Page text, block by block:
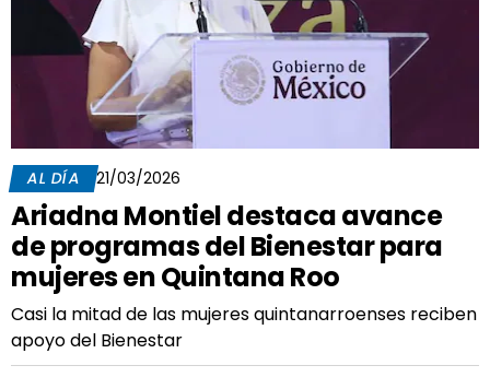
AL DÍA 21/03/2026
Ariadna Montiel destaca avance
de programas del Bienestar para
mujeres en Quintana Roo
Casi la mitad de las mujeres quintanarroenses reciben
apoyo del Bienestar